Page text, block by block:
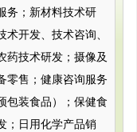
务；新材料技术研
开发、技术咨询、
药技术研发；摄像及
零售；健康咨询服务
包装食品）；保健食
；日用化学产品销